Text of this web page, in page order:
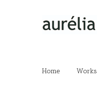
Home Works